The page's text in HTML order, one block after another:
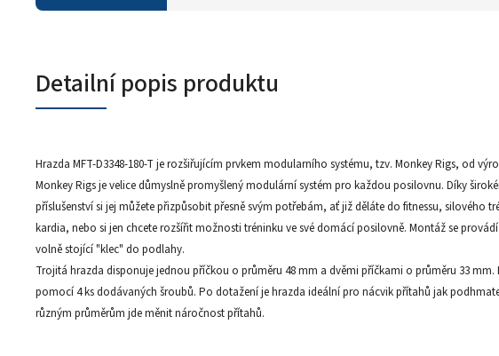
Detailní popis produktu
Hrazda MFT-D3348-180-T je rozšiřujícím prvkem modularního systému, tzv. Monkey Rigs, od
Monkey Rigs je velice důmyslně promyšlený modulární systém pro každou posilovnu. Díky
příslušenství si jej můžete přizpůsobit přesně svým potřebám, ať již děláte do fitnessu, silového
kardia, nebo si jen chcete rozšířit možnosti tréninku ve své domácí posilovně. Montáž se
volně stojící "klec" do podlahy.
Trojitá hrazda disponuje jednou příčkou o průměru 48 mm a dvěmi příčkami o průměru 33 mm.
pomocí 4 ks dodávaných šroubů. Po dotažení je hrazda ideální pro nácvik přítahů jak
různým průměrům jde měnit náročnost přítahů.